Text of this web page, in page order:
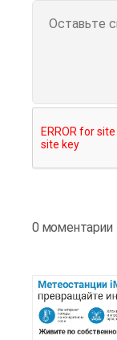
0 моментарии